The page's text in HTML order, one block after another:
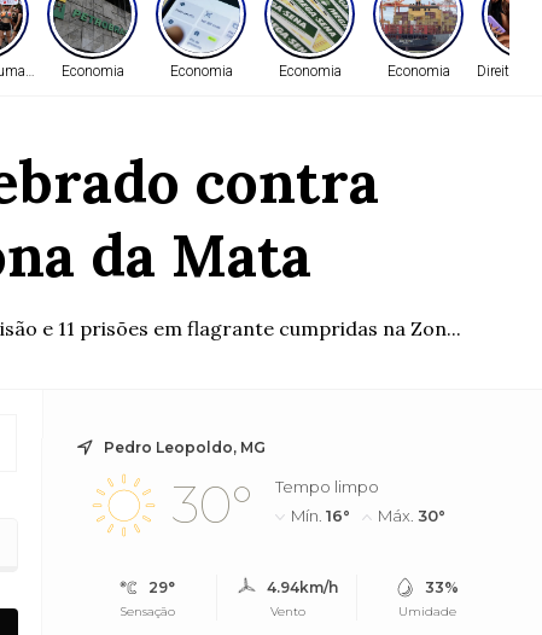
Economia Economia Economia Economia Direitos
contra
da Mata
e 11 prisões em flagrante cumpridas na Zon...
Pedro Leopoldo, MG
30°
Tempo limpo
Mín.16° Máx.30°
29°
Sensação
4.94km/h
Vento
33%
Umidade